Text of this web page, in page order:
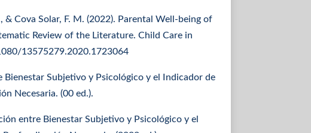
& Cova Solar, F. M. (2022). Parental Well-being of
Review of the Literature. Child Care in
13575279.2020.1723064
Bienestar Subjetivo y Psicológico y el Indicador de
Necesaria. (00 ed.).
entre Bienestar Subjetivo y Psicológico y el